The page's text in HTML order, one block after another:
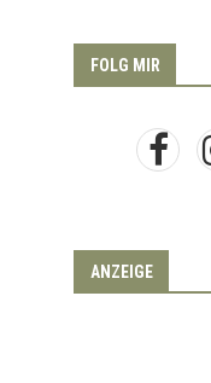
FOLG MIR
ANZEIGE